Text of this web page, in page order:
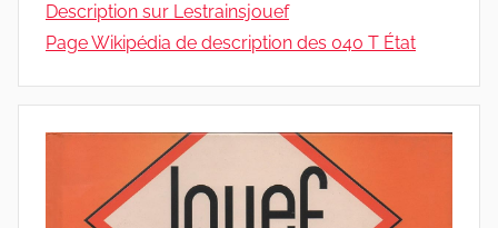
Description sur Lestrainsjouef
Page Wikipédia de description des 040 T État